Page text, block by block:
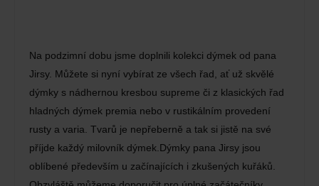
Na podzimní dobu jsme doplnili kolekci dýmek od pana
Jirsy. Můžete si nyní vybírat ze všech řad, ať už skvělé
dýmky s nádhernou kresbou supreme či z klasických řad
hladných dýmek premia nebo v rustikálním provedení
rusty a varia. Tvarů je nepřeberně a tak si jistě na své
příjde každý milovník dýmek.Dýmky pana Jirsy jsou
oblíbené především u začínajících i zkušených kuřáků.